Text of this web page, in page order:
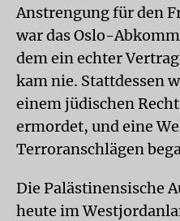
Anstrengung für den
war das Oslo-
dem ein echter
kam nie. Stattdessen
einem jüdischen
ermordet, und eine
Terroranschlägen
Die Palästinensische
heute im